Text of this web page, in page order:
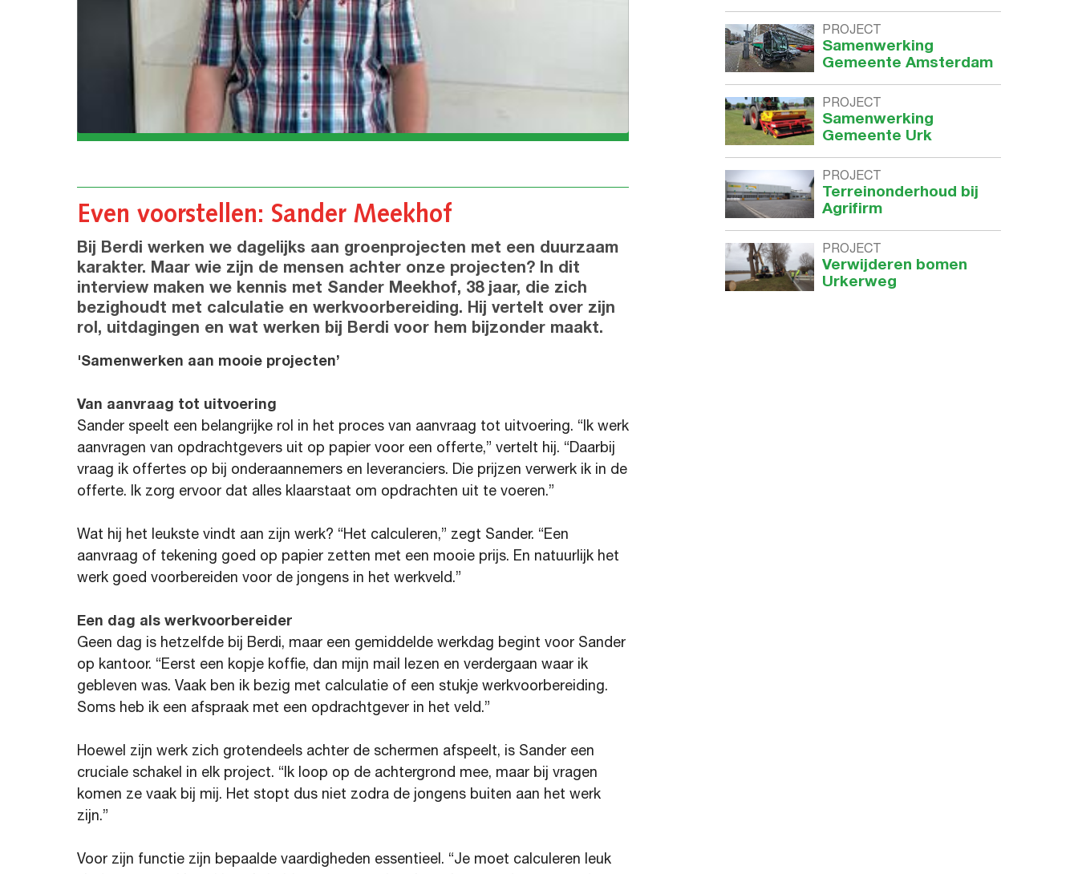
Even voorstellen: Sander Meekhof
Bij Berdi werken we dagelijks aan groenprojecten met een duurzaam
karakter. Maar wie zijn de mensen achter onze projecten? In dit
interview maken we kennis met Sander Meekhof, 38 jaar, die zich
bezighoudt met calculatie en werkvoorbereiding. Hij vertelt over zijn
rol, uitdagingen en wat werken bij Berdi voor hem bijzonder maakt.
'Samenwerken aan mooie projecten’
Van aanvraag tot uitvoering
Sander speelt een belangrijke rol in het proces van aanvraag tot uitvoering. “Ik werk
aanvragen van opdrachtgevers uit op papier voor een offerte,” vertelt hij. “Daarbij
vraag ik offertes op bij onderaannemers en leveranciers. Die prijzen verwerk ik in de
offerte. Ik zorg ervoor dat alles klaarstaat om opdrachten uit te voeren.”
Wat hij het leukste vindt aan zijn werk? “Het calculeren,” zegt Sander. “Een
aanvraag of tekening goed op papier zetten met een mooie prijs. En natuurlijk het
werk goed voorbereiden voor de jongens in het werkveld.”
Een dag als werkvoorbereider
Geen dag is hetzelfde bij Berdi, maar een gemiddelde werkdag begint voor Sander
op kantoor. “Eerst een kopje koffie, dan mijn mail lezen en verdergaan waar ik
gebleven was. Vaak ben ik bezig met calculatie of een stukje werkvoorbereiding.
Soms heb ik een afspraak met een opdrachtgever in het veld.”
Hoewel zijn werk zich grotendeels achter de schermen afspeelt, is Sander een
cruciale schakel in elk project. “Ik loop op de achtergrond mee, maar bij vragen
komen ze vaak bij mij. Het stopt dus niet zodra de jongens buiten aan het werk
zijn.”
Voor zijn functie zijn bepaalde vaardigheden essentieel. “Je moet calculeren leuk
PROJECT
Samenwerking
Gemeente Amsterdam
PROJECT
Samenwerking
Gemeente Urk
PROJECT
Terreinonderhoud bij
Agrifirm
PROJECT
Verwijderen bomen
Urkerweg